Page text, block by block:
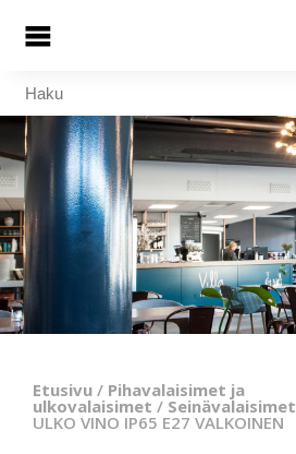
Etusivu / Pihavalaisimet ja
ulkovalaisimet / Seinävalaisimet
ULKO VINO IP65 E27 VALKOINEN